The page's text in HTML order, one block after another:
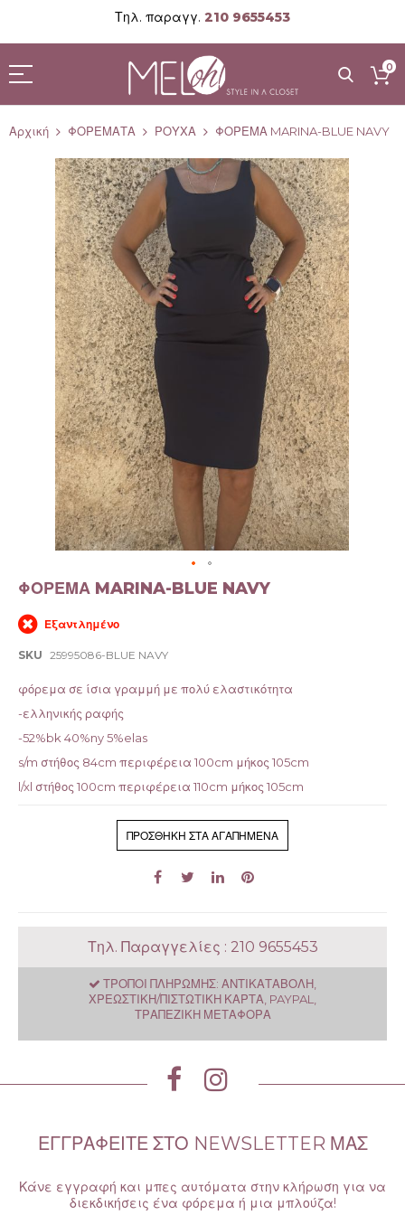
Τηλ. παραγγ. 210 9655453
στο
περιεχόμενο
0
Αρχική ΦΟΡΕΜΑΤΑ ΡΟΥΧΑ ΦΟΡΕΜΑ MARINA-BLUE NAVY
Μετάβαση
συλλογής
εικόνων
Μετάβαση
αρχή
της
εικόνων
ΦΟΡΕΜΑ MARINA-BLUE NAVY
Εξαντλημένο
SKU 25995086-BLUE NAVY
φόρεμα σε ίσια γραμμή με πολύ ελαστικότητα
-ελληνικής ραφής
-52%bk 40%ny 5%elas
s/m στήθος 84cm περιφέρεια 100cm μήκος 105cm
l/xl στήθος 100cm περιφέρεια 110cm μήκος 105cm
ΠΡΟΣΘΉΚΗ ΣΤΑ ΑΓΑΠΗΜΈΝΑ
Τηλ. Παραγγελίες : 210 9655453
ΤΡΌΠΟΙ ΠΛΗΡΩΜΉΣ: ΑΝΤΙΚΑΤΑΒΟΛΉ,
ΧΡΕΩΣΤΙΚΉ/ΠΙΣΤΩΤΙΚΉ ΚΆΡΤΑ, PAYPAL,
ΤΡΑΠΕΖΙΚΉ ΜΕΤΑΦΟΡΆ
ΕΓΓΡΑΦΕΊΤΕ ΣΤΟ NEWSLETTER ΜΑΣ
Κάνε εγγραφή και μπες αυτόματα στην κλήρωση για να
διεκδικήσεις ένα φόρεμα ή μια μπλούζα!